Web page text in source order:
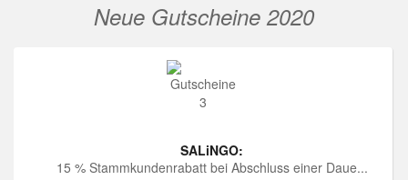
Neue Gutscheine 2020
SALiNGO:
15 % Stammkundenrabatt bei Abschluss einer Daue...